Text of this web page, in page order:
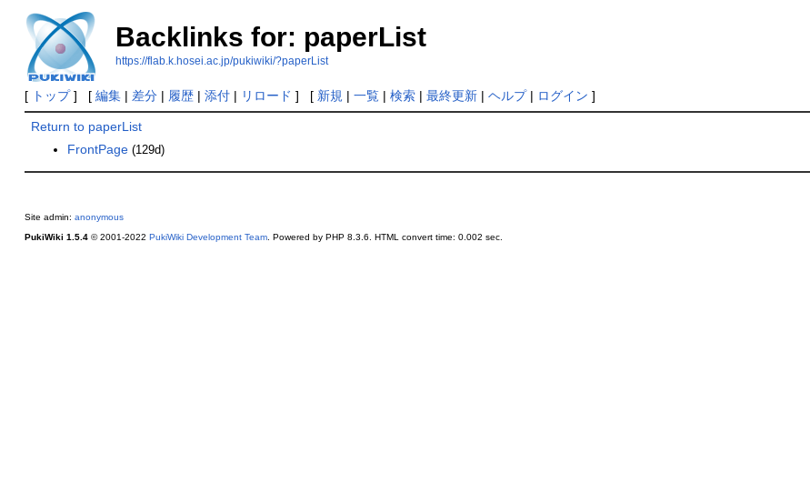
Backlinks for: paperList
https://flab.k.hosei.ac.jp/pukiwiki/?paperList
[ トップ] [ 編集| 差分| 履歴| 添付| リロード ] [ 新規 | 一覧| 検索| 最終更新| ヘルプ| ログイン ]
Return to paperList
FrontPage (129d)
Site admin: anonymous
PukiWiki 1.5.4© 2001-2022 PukiWiki Development Team. Powered by PHP 8.3.6. HTML convert time: 0.002 sec.